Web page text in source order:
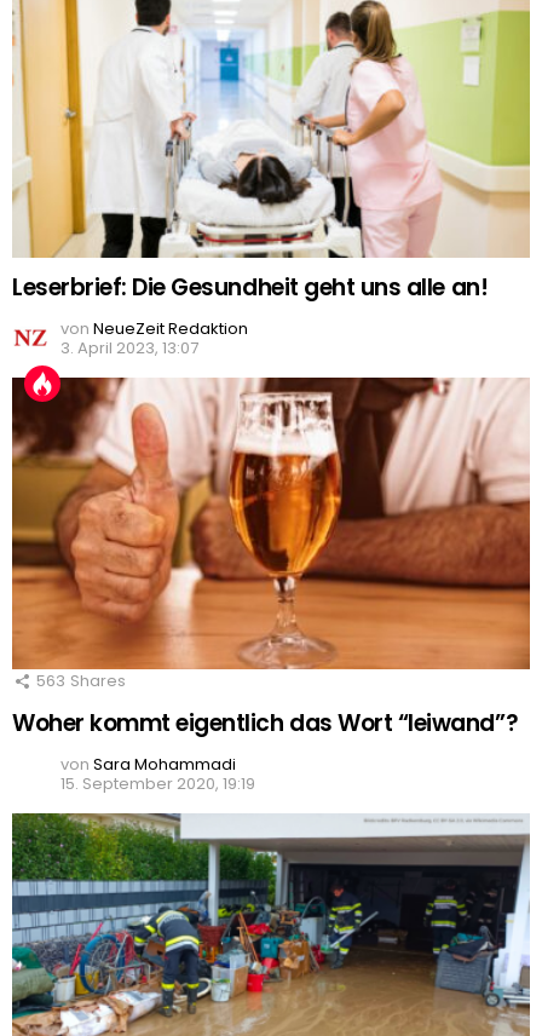
Leserbrief: Die Gesundheit geht uns alle an!
von NeueZeit Redaktion
3. April 2023, 13:07
563 Shares
Woher kommt eigentlich das Wort “leiwand”?
von Sara Mohammadi
15. September 2020, 19:19